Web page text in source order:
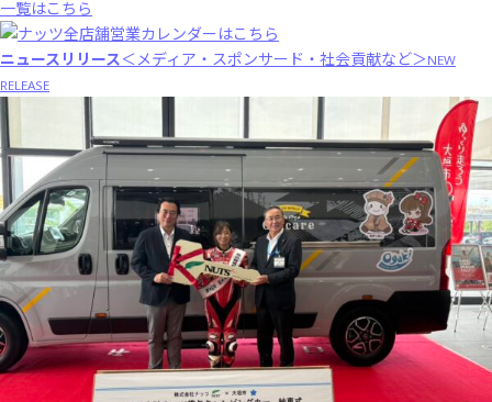
一覧はこちら
ニュースリリース＜メディア・スポンサード・社会貢献など＞NEW
RELEASE